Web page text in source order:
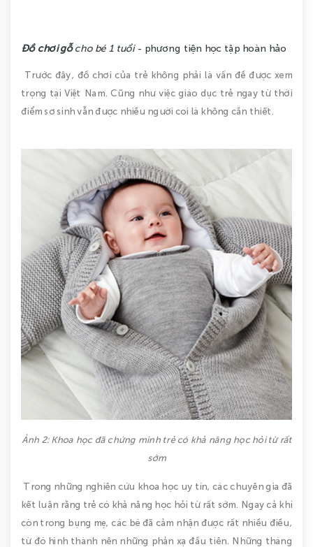
Đồ chơi gỗcho bé 1 tuổi- phương tiện học tập hoàn hảo
Trước đây, đồ chơi của trẻ không phải là vấn đề được xem
trọng tại Việt Nam. Cũng như việc giáo dục trẻ ngay từ thời
điểm sơ sinh vẫn được nhiều người coi là không cần thiết.
Ảnh 2: Khoa học đã chứng minh trẻ có khả năng học hỏi từ rất
sớm
Trong những nghiên cứu khoa học uy tín, các chuyên gia đã
kết luận rằng trẻ có khả năng học hỏi từ rất sớm. Ngay cả khi
còn trong bụng mẹ, các bé đã cảm nhận được rất nhiều điều,
từ đó hình thành nên những phản xạ đầu tiên. Những tháng